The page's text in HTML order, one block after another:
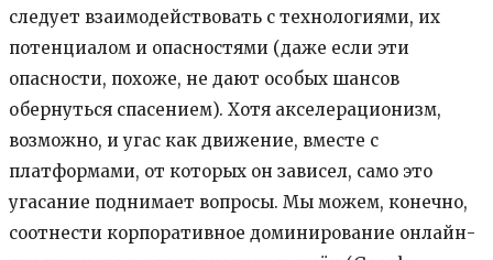
следует взаимодействовать с технологиями, их
потенциалом и опасностями (даже если эти
опасности, похоже, не дают особых шансов
обернуться спасением). Хотя акселерационизм,
возможно, и угас как движение, вместе с
платформами, от которых он зависел, само это
угасание поднимает вопросы. Мы можем, конечно,
соотнести корпоративное доминирование онлайн-